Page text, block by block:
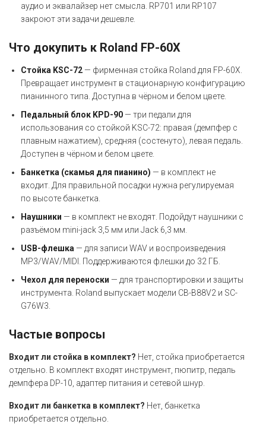
аудио и эквалайзер нет смысла. RP701 или RP107
закроют эти задачи дешевле.
Что докупить к Roland FP-60X
Стойка KSC-72 — фирменная стойка Roland для FP-60X.
Превращает инструмент в стационарную конфигурацию
пианинного типа. Доступна в чёрном и белом цвете.
Педальный блок KPD-90 — три педали для
использования со стойкой KSC-72: правая (демпфер с
плавным нажатием), средняя (состенуто), левая педаль.
Доступен в чёрном и белом цвете.
Банкетка (скамья для пианино) — в комплект не
входит. Для правильной посадки нужна регулируемая
по высоте банкетка.
Наушники — в комплект не входят. Подойдут наушники с
разъёмом mini-jack 3,5 мм или Jack 6,3 мм.
USB-флешка — для записи WAV и воспроизведения
MP3/WAV/MIDI. Поддерживаются флешки до 32 ГБ.
Чехол для переноски — для транспортировки и защиты
инструмента. Roland выпускает модели CB-B88V2 и SC-
G76W3.
Частые вопросы
Входит ли стойка в комплект? Нет, стойка приобретается
отдельно. В комплект входят инструмент, пюпитр, педаль
демпфера DP-10, адаптер питания и сетевой шнур.
Входит ли банкетка в комплект? Нет, банкетка
приобретается отдельно.